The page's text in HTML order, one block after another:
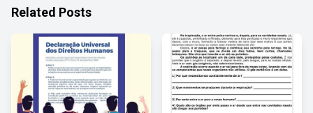
Related Posts